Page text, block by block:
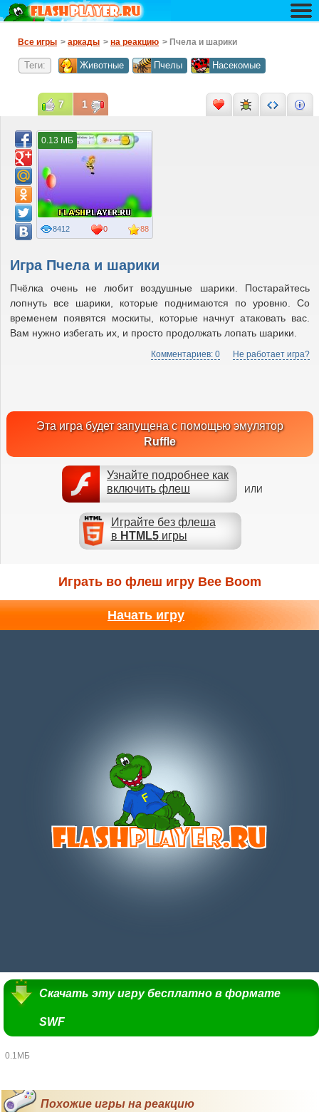
Все игры > аркады > на реакцию > Пчела и шарики
Теги: Животные Пчелы Насекомые
Игра Пчела и шарики
Пчёлка очень не любит воздушные шарики. Постарайтесь
лопнуть все шарики, которые поднимаются по уровню. Со
временем появятся москиты, которые начнут атаковать вас.
Вам нужно избегать их, и просто продолжать лопать шарики.
Комментариев: 0 Не работает игра?
Эта игра будет запущена с помощью эмулятор
Ruffle
Узнайте подробнее как
включить флеш
ИЛИ
Играйте без флеша
в HTML5игры
88
8412 0
0.13 МБ
7 1
Играть во флеш игру Bee Boom
Начать игру
Скачать эту игру бесплатно в формате
SWF
0.1МБ
Похожие игры на реакцию